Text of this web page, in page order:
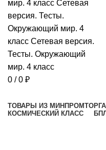
0 / 0 ₽
ТОВАРЫ ИЗ МИНПРОМТОРГА
КОСМИЧЕСКИЙ КЛАСС